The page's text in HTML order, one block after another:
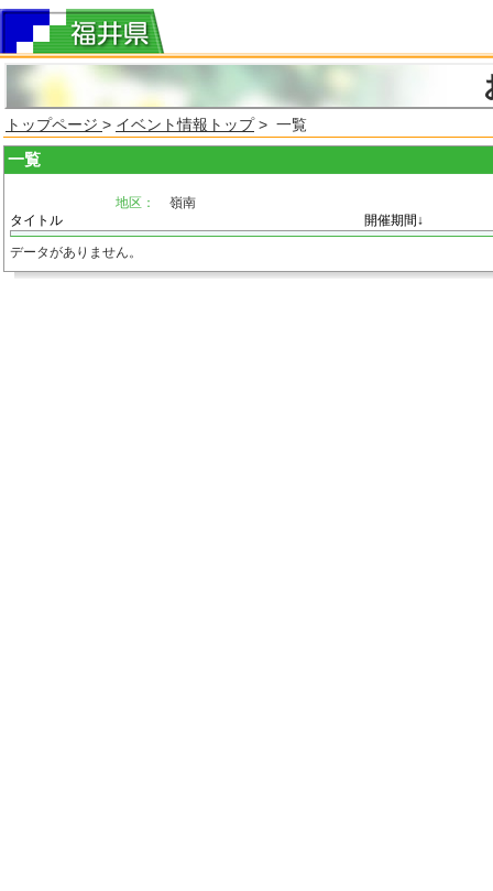
トップページ > イベント情報トップ> 一覧
一覧
地区：
嶺南
タイトル
開催期間↓
データがありません。